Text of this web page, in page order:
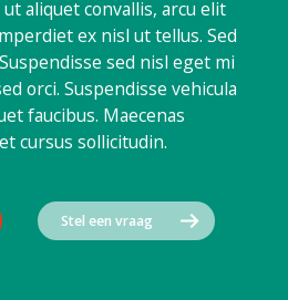
aliquet convallis, arcu elit
ex nisl ut tellus. Sed
sed nisl eget mi
orci. Suspendisse vehicula
faucibus. Maecenas
cursus sollicitudin.
Stel een vraag